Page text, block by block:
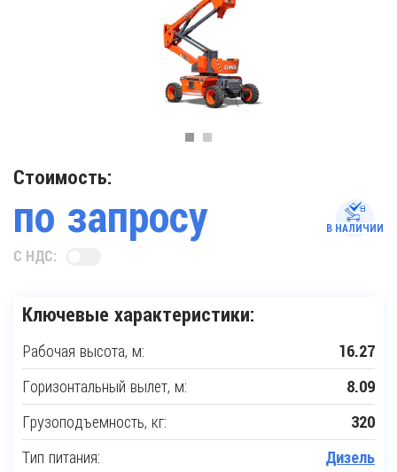
Ключевые характеристики:
Рабочая высота, м: 16.27
Горизонтальный вылет, м: 8.09
Грузоподъемность, кг: 320
Тип питания: Дизель
Стоимость:
по запросу В НАЛИЧИИ
С НДС: